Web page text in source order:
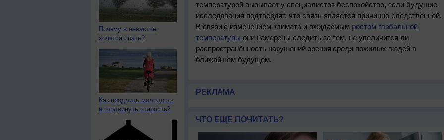
Почему в ненастье
хочется спать?
Как продлить молодость
и отодвинуть старость?
температурой вызывает у специалистов беспокойство, если будущие
исследования подтвердят, что связь является причинно-следственной.
В связи с изменением климата и ожидаемым ростом глобальной
температуры они намерены следить за тем, не увеличится ли
распространённость нарушений зрения среди пожилых людей в
ближайшем будущем.
РЕКЛАМА
ЧТО ЕЩЕ ПОЧИТАТЬ?